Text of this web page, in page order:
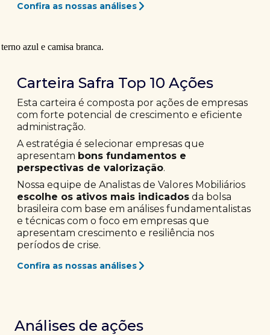
Confira as nossas análises
Carteira Safra Top 10 Ações
Esta carteira é composta por ações de empresas
com forte potencial de crescimento e eficiente
administração.
A estratégia é selecionar empresas que
apresentam bons fundamentos e
perspectivas de valorização.
Nossa equipe de Analistas de Valores Mobiliários
escolhe os ativos mais indicados da bolsa
brasileira com base em análises fundamentalistas
e técnicas com o foco em empresas que
apresentam crescimento e resiliência nos
períodos de crise.
Confira as nossas análises
Análises de ações